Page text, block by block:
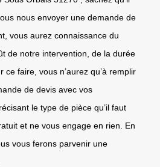
nous envoyer une demande de
vous aurez connaissance du
de notre intervention, de la durée
ce faire, vous n’aurez qu’à remplir
de devis avec vos
le type de pièce qu’il faut
et ne vous engage en rien. En
vous ferons parvenir une